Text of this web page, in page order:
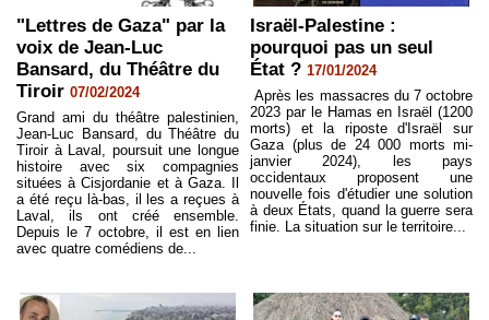
"Lettres de Gaza" par la
voix de Jean-Luc
Bansard, du Théâtre du
Tiroir 07/02/2024
Grand ami du théâtre palestinien,
Jean-Luc Bansard, du Théâtre du
Tiroir à Laval, poursuit une longue
histoire avec six compagnies
situées à Cisjordanie et à Gaza. Il
a été reçu là-bas, il les a reçues à
Laval, ils ont créé ensemble.
Depuis le 7 octobre, il est en lien
avec quatre comédiens de...
Israël-Palestine :
pourquoi pas un seul
État ? 17/01/2024
Après les massacres du 7 octobre
2023 par le Hamas en Israël (1200
morts) et la riposte d'Israël sur
Gaza (plus de 24 000 morts mi-
janvier 2024), les pays
occidentaux proposent une
nouvelle fois d'étudier une solution
à deux États, quand la guerre sera
finie. La situation sur le territoire...